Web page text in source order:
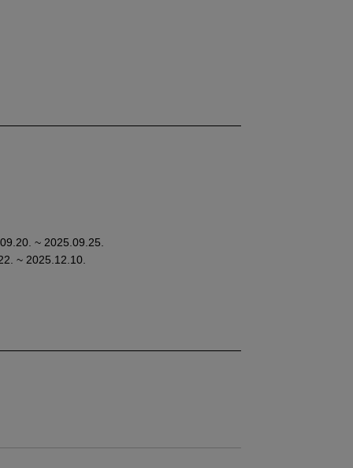
~ 2025.09.25.
2025.12.10.